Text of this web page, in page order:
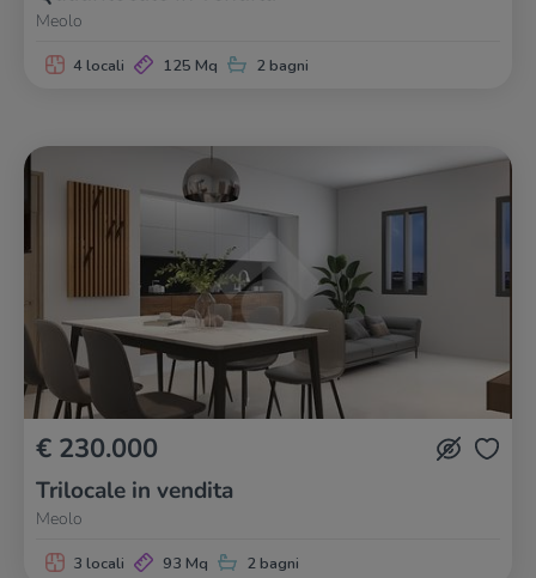
Meolo
4 locali 125 Mq 2 bagni
€ 230.000
Trilocale in vendita
Meolo
3 locali 93 Mq 2 bagni